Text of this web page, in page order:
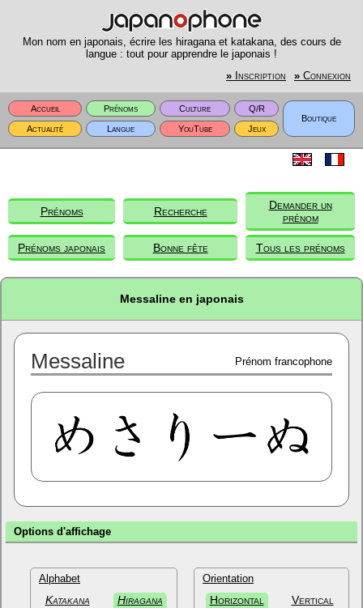
Mon nom en japonais, écrire les hiragana et katakana, des cours de
langue : tout pour apprendre le japonais !
» Inscription » Connexion
Accueil Prénoms Culture
Q/R
Boutique
Actualité
Langue YouTube Jeux
Prénoms Recherche
Demander un
prénom
Prénoms japonais Bonne fête Tous les prénoms
Messaline en japonais
Messaline Prénom francophone
Options d'affichage
Alphabet
Katakana Hiragana
Orientation
Horizontal Vertical